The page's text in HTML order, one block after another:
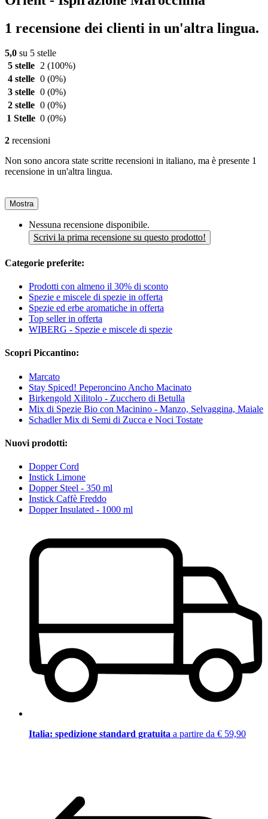
1 recensione dei clienti in un'altra lingua.
5,0 su 5 stelle
5 stelle 2 (100%)
4 stelle 0 (0%)
3 stelle 0 (0%)
2 stelle 0 (0%)
1 Stelle 0 (0%)
2 recensioni
Non sono ancora state scritte recensioni in italiano, ma è presente 1
recensione in un'altra lingua.
Mostra
Nessuna recensione disponibile.
Scrivi la prima recensione su questo prodotto!
Categorie preferite:
Prodotti con almeno il 30% di sconto
Spezie e miscele di spezie in offerta
Spezie ed erbe aromatiche in offerta
Top seller in offerta
WIBERG - Spezie e miscele di spezie
Scopri Piccantino:
Marcato
Stay Spiced! Peperoncino Ancho Macinato
Birkengold Xilitolo - Zucchero di Betulla
Mix di Spezie Bio con Macinino - Manzo, Selvaggina, Maiale
Schadler Mix di Semi di Zucca e Noci Tostate
Nuovi prodotti:
Dopper Cord
Instick Limone
Dopper Steel - 350 ml
Instick Caffè Freddo
Dopper Insulated - 1000 ml
Italia: spedizione standard gratuita a partire da € 59,90